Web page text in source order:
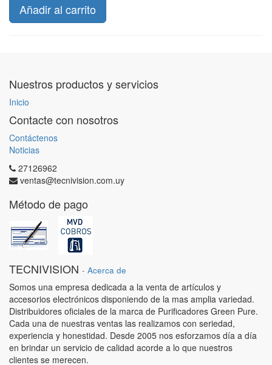
Añadir al carrito
Nuestros productos y servicios
Inicio
Contacte con nosotros
Contáctenos
Noticias
27126962
ventas@tecnivision.com.uy
Método de pago
TECNIVISION - Acerca de
Somos una empresa dedicada a la venta de artículos y
accesorios electrónicos disponiendo de la mas amplia variedad.
Distribuidores oficiales de la marca de Purificadores Green Pure.
Cada una de nuestras ventas las realizamos con seriedad,
experiencia y honestidad. Desde 2005 nos esforzamos día a día
en brindar un servicio de calidad acorde a lo que nuestros
clientes se merecen.